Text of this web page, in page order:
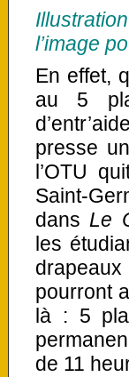
l’image
En effet,
au 5
presse
l’OTU
Saint-
dans Le
les
pourront
là : 5
de 11